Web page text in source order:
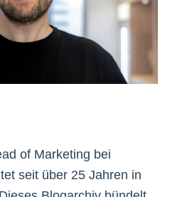
of Marketing bei
seit über 25 Jahren in